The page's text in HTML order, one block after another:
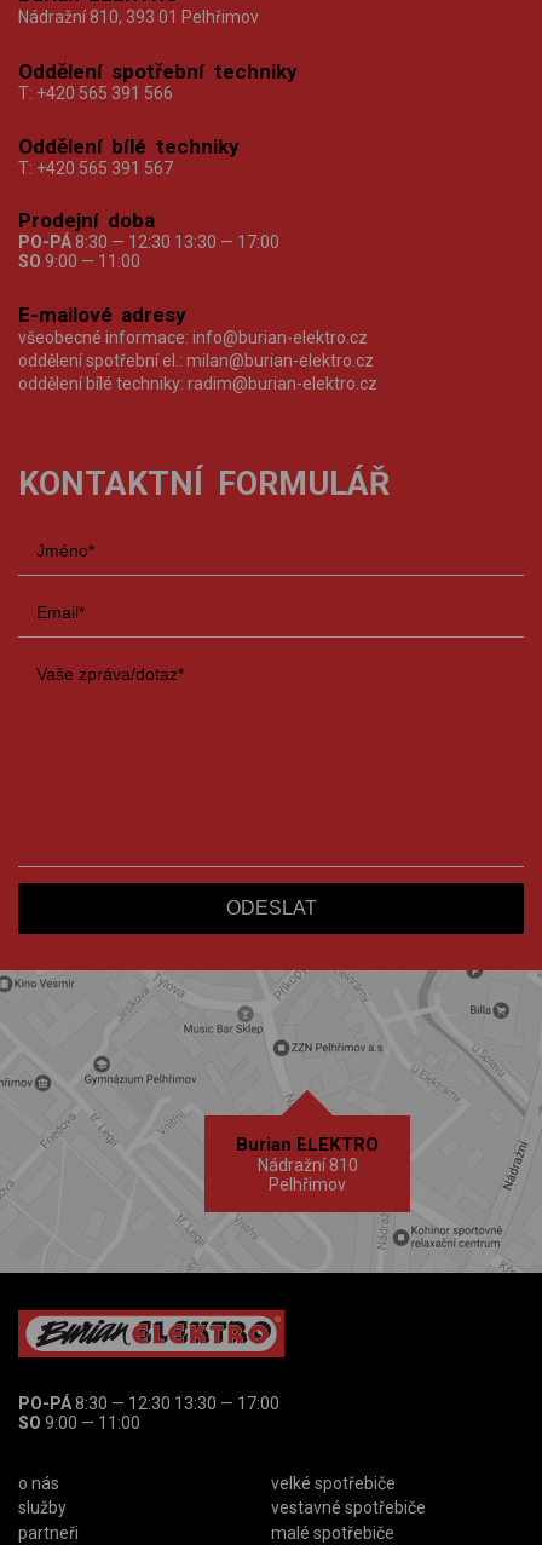
Nádražní 810, 393 01 Pelhřimov
Oddělení spotřební techniky
T: +420 565 391 566
Oddělení bílé techniky
T: +420 565 391 567
Prodejní doba
PO-PÁ 8:30 — 12:30 13:30 — 17:00
SO 9:00 — 11:00
E-mailové adresy
všeobecné informace: info@burian-elektro.cz
oddělení spotřební el.: milan@burian-elektro.cz
oddělení bílé techniky: radim@burian-elektro.cz
KONTAKTNÍ FORMULÁŘ
Burian ELEKTRO
Nádražní 810
Pelhřimov
PO-PÁ8:30 — 12:30 13:30 — 17:00
SO 9:00 — 11:00
o nás
služby
partneři
velké spotřebiče
vestavné spotřebiče
malé spotřebiče